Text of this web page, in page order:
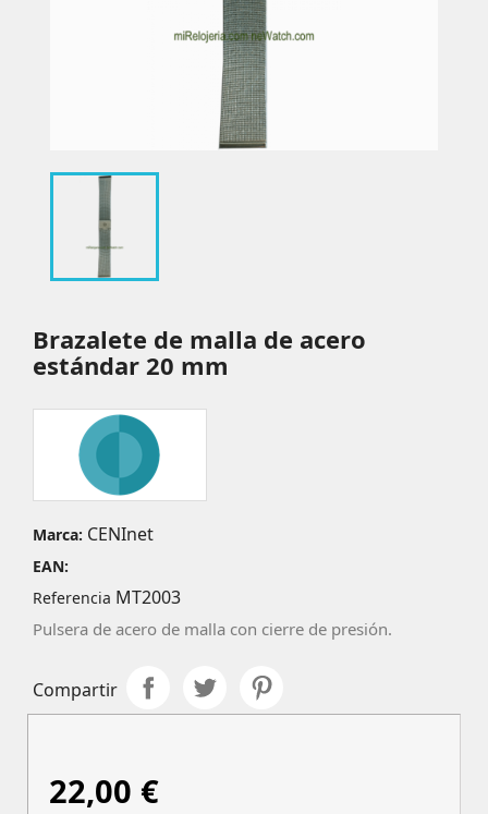
Brazalete de malla de acero
estándar 20 mm
Marca: CENInet
EAN:
Referencia MT2003
Pulsera de acero de malla con cierre de presión.
Compartir
22,00 €